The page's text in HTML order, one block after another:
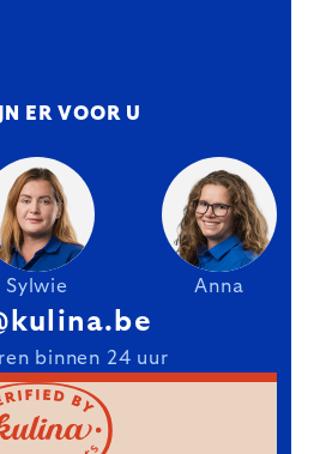
ER VOOR U
Sylwie Anna
binnen 24 uur